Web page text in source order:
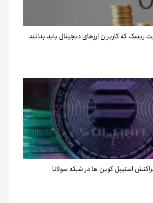
استیبل کوین ها در شبکه سولانا